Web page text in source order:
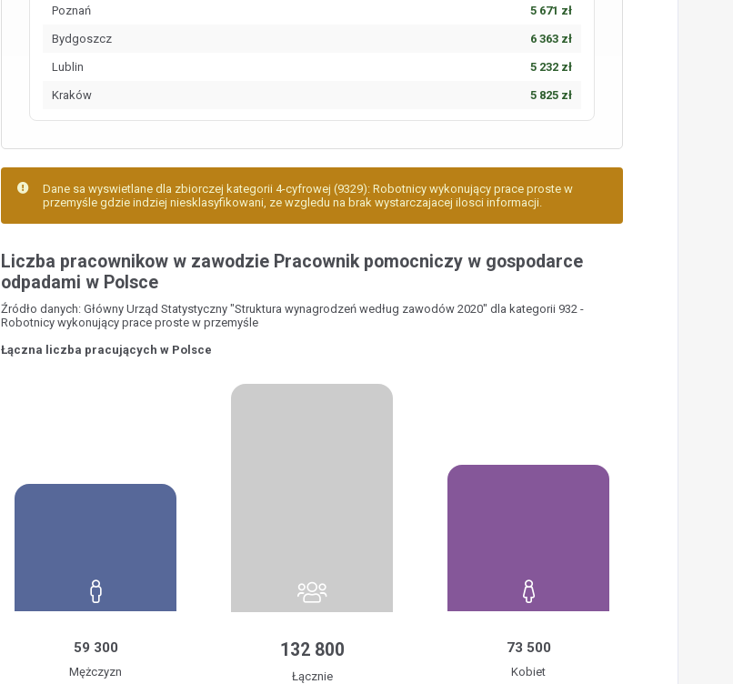
Poznań 5 671 zł
Bydgoszcz 6 363 zł
Lublin 5 232 zł
Kraków 5 825 zł
Dane sa wyswietlane dla zbiorczej kategorii 4-cyfrowej (9329): Robotnicy wykonujący prace proste w
przemyśle gdzie indziej niesklasyfikowani, ze wzgledu na brak wystarczajacej ilosci informacji.
Liczba pracownikow w zawodzie Pracownik pomocniczy w gospodarce
odpadami w Polsce
Źródło danych: Główny Urząd Statystyczny "Struktura wynagrodzeń według zawodów 2020" dla kategorii 932 -
Robotnicy wykonujący prace proste w przemyśle
Łączna liczba pracujących w Polsce
59 300
Mężczyzn
132 800
Łącznie
73 500
Kobiet